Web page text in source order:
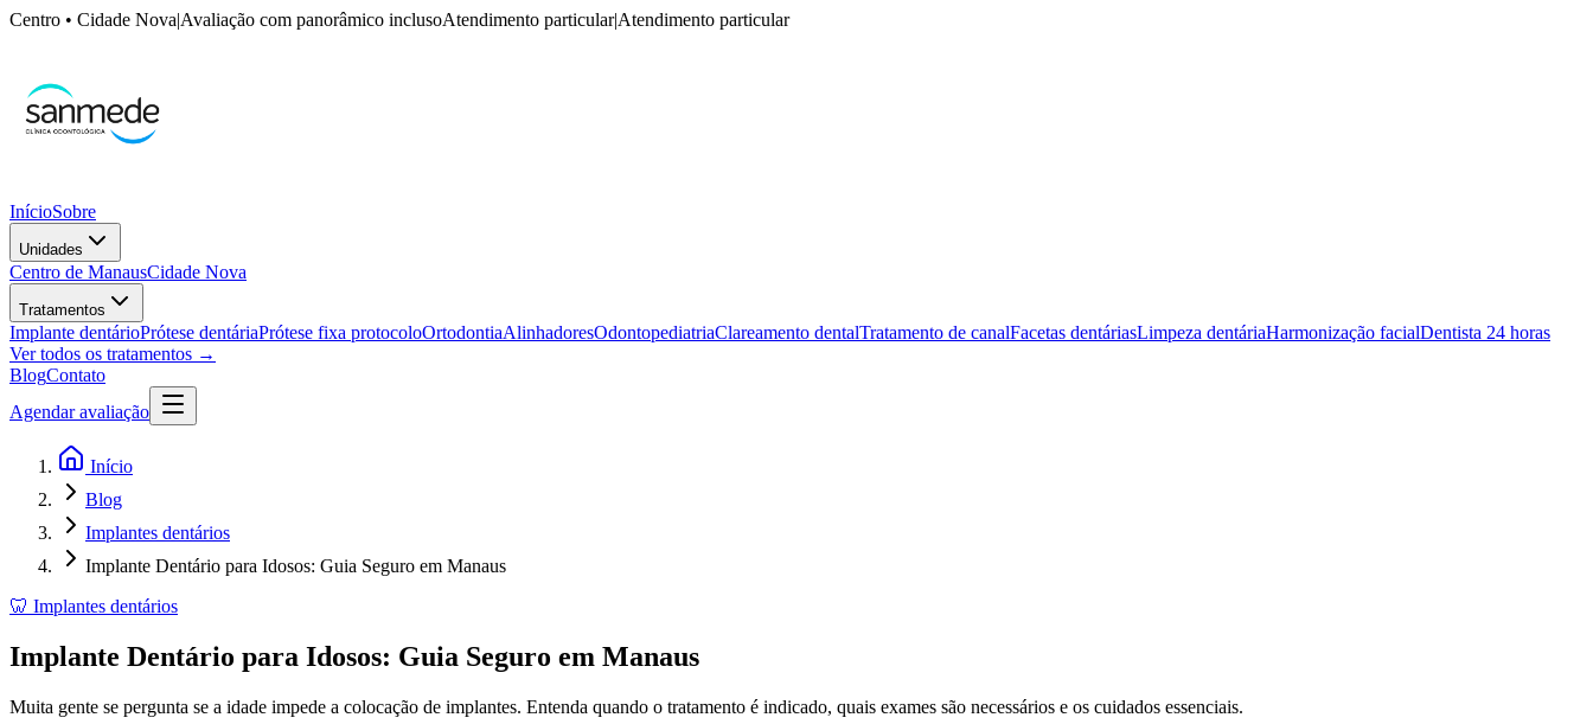
Centro • Cidade Nova|Avaliação com panorâmico inclusoAtendimento particular|Atendimento particular
InícioSobre
Unidades
Centro de ManausCidade Nova
Tratamentos
Implante dentárioPrótese dentáriaPrótese fixa protocoloOrtodontiaAlinhadoresOdontopediatriaClareamento dentalTratamento de canalFacetas dentáriasLimpeza dentáriaHarmonização facialDentista 24 horas
Ver todos os tratamentos →
BlogContato
Agendar avaliação
Início
Blog
Implantes dentários
Implante Dentário para Idosos: Guia Seguro em Manaus
🦷 Implantes dentários
Implante Dentário para Idosos: Guia Seguro em Manaus
Muita gente se pergunta se a idade impede a colocação de implantes. Entenda quando o tratamento é indicado, quais exames são necessários e os cuidados essenciais.